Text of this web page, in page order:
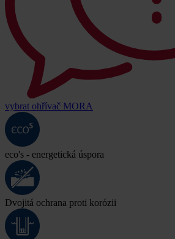
vybrat ohřívač MORA
eco's - energetická úspora
Dvojitá ochrana proti korózii